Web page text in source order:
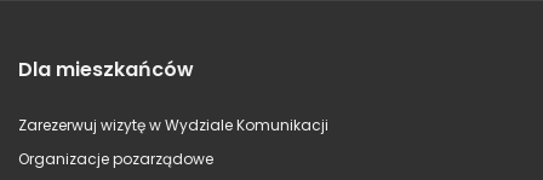
Dla mieszkańców
Zarezerwuj wizytę w Wydziale Komunikacji
Organizacje pozarządowe